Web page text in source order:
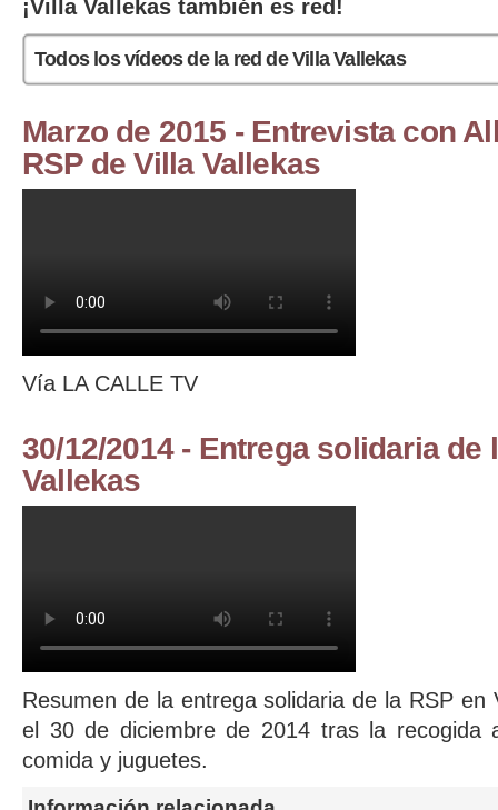
¡Villa Vallekas también es red!
Todos los vídeos de la red de Villa Vallekas
Marzo de 2015 - Entrevista con
RSP de Villa Vallekas
Vía LA CALLE TV
30/12/2014 - Entrega solidaria de
Vallekas
Resumen de la entrega solidaria de la RSP en
el 30 de diciembre de 2014 tras la recogida
comida y juguetes.